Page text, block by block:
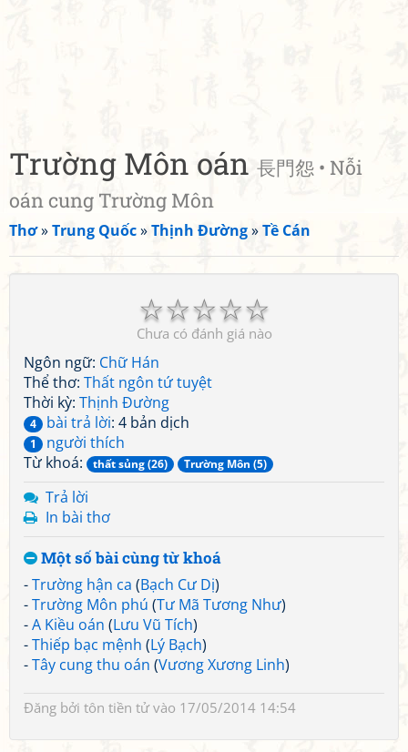
Trường Môn oán 長門怨 • Nỗi
oán cung Trường Môn
Thơ»Trung Quốc»Thịnh Đường»Tề Cán
☆
☆
☆
☆
☆
Chưa có đánh giá nào
Ngôn ngữ: Chữ Hán
Thể thơ: Thất ngôn tứ tuyệt
Thời kỳ: Thịnh Đường
4 bài trả lời: 4 bản dịch
1
người thích
Từ khoá:
thất sủng (26) Trường Môn (5)
Trả lời
In bài thơ
Một số bài cùng từ khoá
-Trường hận ca (Bạch Cư Dị)
-Trường Môn phú (Tư Mã Tương Như)
-A Kiều oán (Lưu Vũ Tích)
-Thiếp bạc mệnh (Lý Bạch)
-Tây cung thu oán (Vương Xương Linh)
Đăng bởi tôn tiền tửvào 17/05/2014 14:54